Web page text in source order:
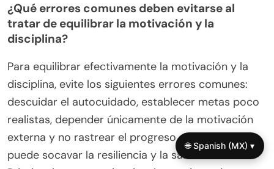
¿Qué errores comunes deben evitarse al
tratar de equilibrar la motivación y la
disciplina?
Para equilibrar efectivamente la motivación y la
disciplina, evite los siguientes errores comunes:
descuidar el autocuidado, establecer metas poco
realistas, depender únicamente de la motivación
externa y no rastrear el progreso. Cada error
puede socavar la resiliencia y la salud mental.
🌐 Spanish (MX) ▾